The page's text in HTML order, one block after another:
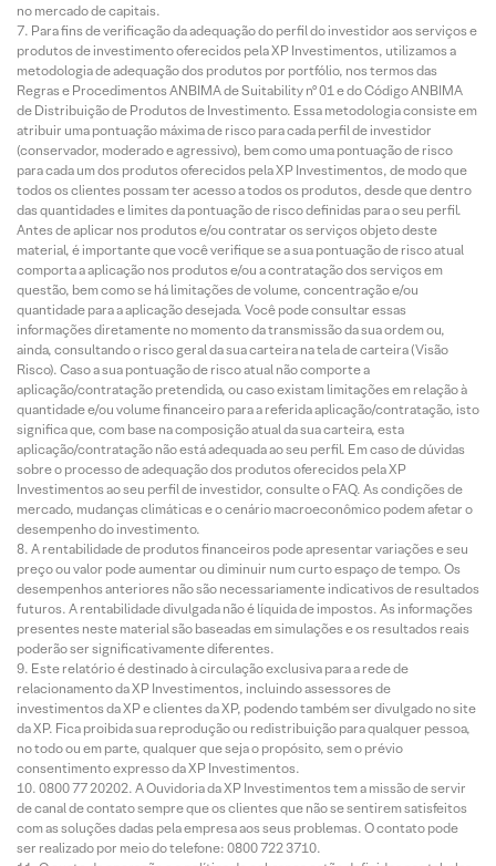
no mercado de capitais.
Para fins de verificação da adequação do perfil do investidor aos serviços e
produtos de investimento oferecidos pela XP Investimentos, utilizamos a
metodologia de adequação dos produtos por portfólio, nos termos das
Regras e Procedimentos ANBIMA de Suitability nº 01 e do Código ANBIMA
de Distribuição de Produtos de Investimento. Essa metodologia consiste em
atribuir uma pontuação máxima de risco para cada perfil de investidor
(conservador, moderado e agressivo), bem como uma pontuação de risco
para cada um dos produtos oferecidos pela XP Investimentos, de modo que
todos os clientes possam ter acesso a todos os produtos, desde que dentro
das quantidades e limites da pontuação de risco definidas para o seu perfil.
Antes de aplicar nos produtos e/ou contratar os serviços objeto deste
material, é importante que você verifique se a sua pontuação de risco atual
comporta a aplicação nos produtos e/ou a contratação dos serviços em
questão, bem como se há limitações de volume, concentração e/ou
quantidade para a aplicação desejada. Você pode consultar essas
informações diretamente no momento da transmissão da sua ordem ou,
ainda, consultando o risco geral da sua carteira na tela de carteira (Visão
Risco). Caso a sua pontuação de risco atual não comporte a
aplicação/contratação pretendida, ou caso existam limitações em relação à
quantidade e/ou volume financeiro para a referida aplicação/contratação, isto
significa que, com base na composição atual da sua carteira, esta
aplicação/contratação não está adequada ao seu perfil. Em caso de dúvidas
sobre o processo de adequação dos produtos oferecidos pela XP
Investimentos ao seu perfil de investidor, consulte o FAQ. As condições de
mercado, mudanças climáticas e o cenário macroeconômico podem afetar o
desempenho do investimento.
A rentabilidade de produtos financeiros pode apresentar variações e seu
preço ou valor pode aumentar ou diminuir num curto espaço de tempo. Os
desempenhos anteriores não são necessariamente indicativos de resultados
futuros. A rentabilidade divulgada não é líquida de impostos. As informações
presentes neste material são baseadas em simulações e os resultados reais
poderão ser significativamente diferentes.
Este relatório é destinado à circulação exclusiva para a rede de
relacionamento da XP Investimentos, incluindo assessores de
investimentos da XP e clientes da XP, podendo também ser divulgado no site
da XP. Fica proibida sua reprodução ou redistribuição para qualquer pessoa,
no todo ou em parte, qualquer que seja o propósito, sem o prévio
consentimento expresso da XP Investimentos.
0800 77 20202. A Ouvidoria da XP Investimentos tem a missão de servir
de canal de contato sempre que os clientes que não se sentirem satisfeitos
com as soluções dadas pela empresa aos seus problemas. O contato pode
ser realizado por meio do telefone: 0800 722 3710.